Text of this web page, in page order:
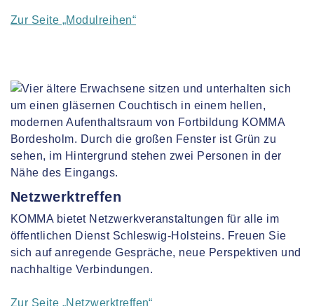
Zur Seite „Modulreihen“
Netzwerktreffen
KOMMA bietet Netzwerkveranstaltungen für alle im
öffentlichen Dienst Schleswig-Holsteins. Freuen Sie
sich auf anregende Gespräche, neue Perspektiven und
nachhaltige Verbindungen.
Zur Seite „Netzwerktreffen“